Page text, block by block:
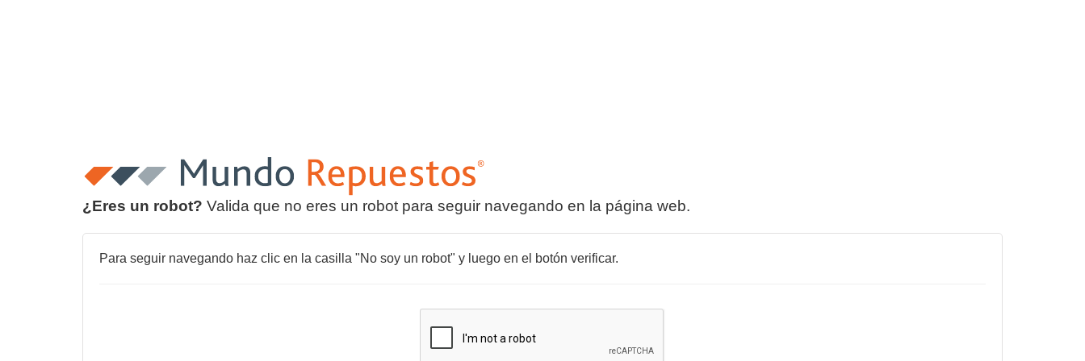
¿Eres un robot? Valida que no eres un robot para seguir navegando en la página web.
Para seguir navegando haz clic en la casilla "No soy un robot" y luego en el botón verificar.